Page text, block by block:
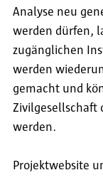
Analyse neu
werden dürfen,
zugänglichen
werden
gemacht und
Zivilgesellschaft
werden.
Projektwebsite